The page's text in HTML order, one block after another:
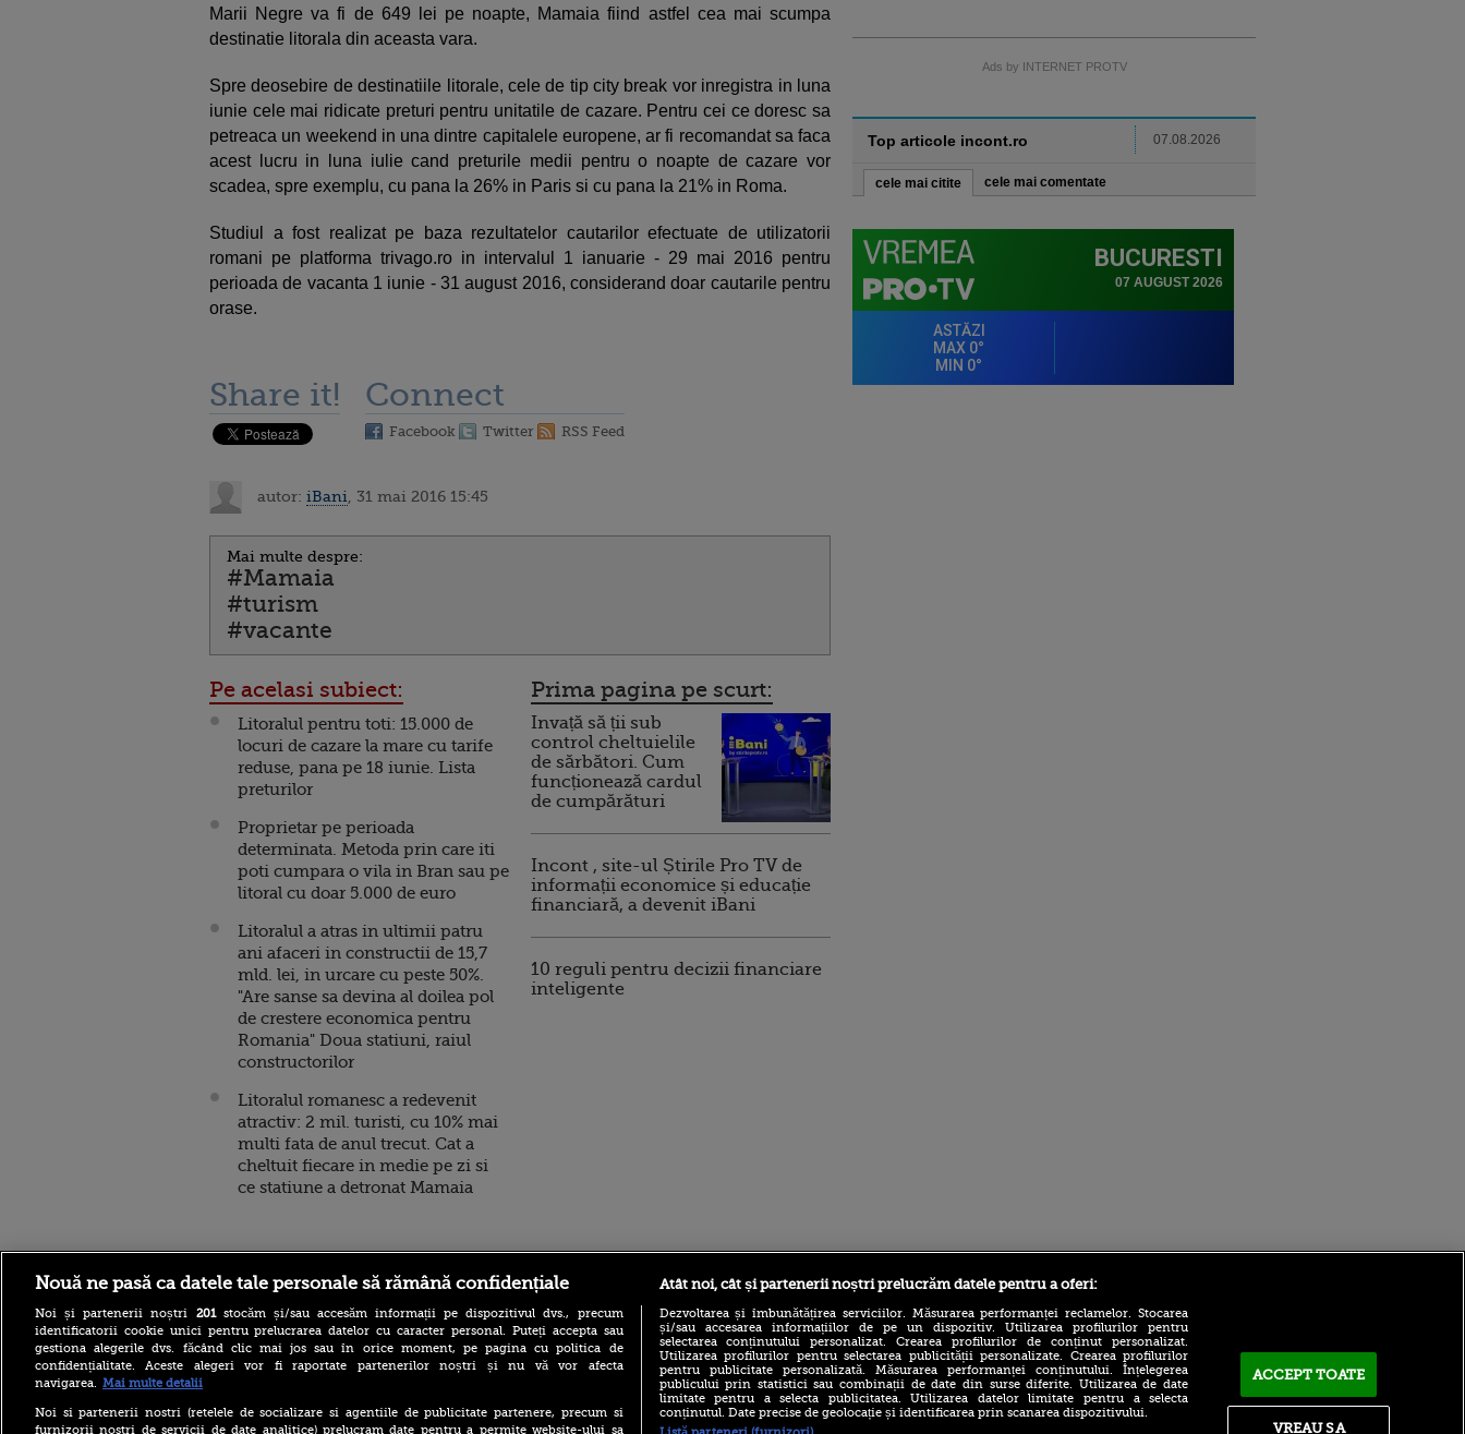
Marii Negre va fi de 649 lei pe noapte, Mamaia fiind astfel cea mai scumpa
destinatie litorala din aceasta vara.
Spre deosebire de destinatiile litorale, cele de tip city break vor inregistra in luna
iunie cele mai ridicate preturi pentru unitatile de cazare. Pentru cei ce doresc sa
petreaca un weekend in una dintre capitalele europene, ar fi recomandat sa faca
acest lucru in luna iulie cand preturile medii pentru o noapte de cazare vor
scadea, spre exemplu, cu pana la 26% in Paris si cu pana la 21% in Roma.
Studiul a fost realizat pe baza rezultatelor cautarilor efectuate de utilizatorii
romani pe platforma trivago.ro in intervalul 1 ianuarie - 29 mai 2016 pentru
perioada de vacanta 1 iunie - 31 august 2016, considerand doar cautarile pentru
orase.
Share it! Connect
Facebook Twitter RSS Feed
autor: iBani , 31 mai 2016 15:45
Mai multe despre:
#Mamaia
#turism
#vacante
Pe acelasi subiect:
Litoralul pentru toti: 15.000 de
locuri de cazare la mare cu tarife
reduse, pana pe 18 iunie. Lista
preturilor
Proprietar pe perioada
determinata. Metoda prin care iti
poti cumpara o vila in Bran sau pe
litoral cu doar 5.000 de euro
Litoralul a atras in ultimii patru
ani afaceri in constructii de 15,7
mld. lei, in urcare cu peste 50%.
"Are sanse sa devina al doilea pol
de crestere economica pentru
Romania" Doua statiuni, raiul
constructorilor
Litoralul romanesc a redevenit
atractiv: 2 mil. turisti, cu 10% mai
multi fata de anul trecut. Cat a
cheltuit fiecare in medie pe zi si
ce statiune a detronat Mamaia
Prima pagina pe scurt:
Invață să ții sub
control cheltuielile
de sărbători. Cum
funcționează cardul
de cumpărături
Incont , site-ul Știrile Pro TV de
informații economice și educație
financiară, a devenit iBani
10 reguli pentru decizii financiare
inteligente
Ads by INTERNET PROTV
Top articole incont.ro 07.08.2026
cele mai citite cele mai comentate
Stirileprotv.ro
La aproape 100 de ani, face
acrobații pe aripa unui
ilike-it.ro foodstory.ro Procinema.ro Sport.ro
Nouă ne pasă ca datele tale personale să rămână confidențiale
Noi și partenerii noștri 201stocăm și/sau accesăm informații pe dispozitivul dvs., precum
identificatorii cookie unici pentru prelucrarea datelor cu caracter personal. Puteți accepta sau
gestiona alegerile dvs. făcând clic mai jos sau în orice moment, pe pagina cu politica de
confidențialitate. Aceste alegeri vor fi raportate partenerilor noștri și nu vă vor afecta
navigarea. Mai multe detalii
Noi si partenerii nostri (retelele de socializare si agentiile de publicitate partenere, precum si
furnizorii nostri de servicii de date analitice) prelucram date pentru a permite website-ului sa
Atât noi, cât și partenerii noștri prelucrăm datele pentru a oferi:
Dezvoltarea și îmbunătățirea serviciilor. Măsurarea performanței reclamelor. Stocarea
și/sau accesarea informațiilor de pe un dispozitiv. Utilizarea profilurilor pentru
selectarea conținutului personalizat. Crearea profilurilor de conținut personalizat.
Utilizarea profilurilor pentru selectarea publicității personalizate. Crearea profilurilor
pentru publicitate personalizată. Măsurarea performanței conținutului. Înțelegerea
publicului prin statistici sau combinații de date din surse diferite. Utilizarea de date
limitate pentru a selecta publicitatea. Utilizarea datelor limitate pentru a selecta
conținutul. Date precise de geolocație și identificarea prin scanarea dispozitivului.
ACCEPT TOATE
VREAU SA